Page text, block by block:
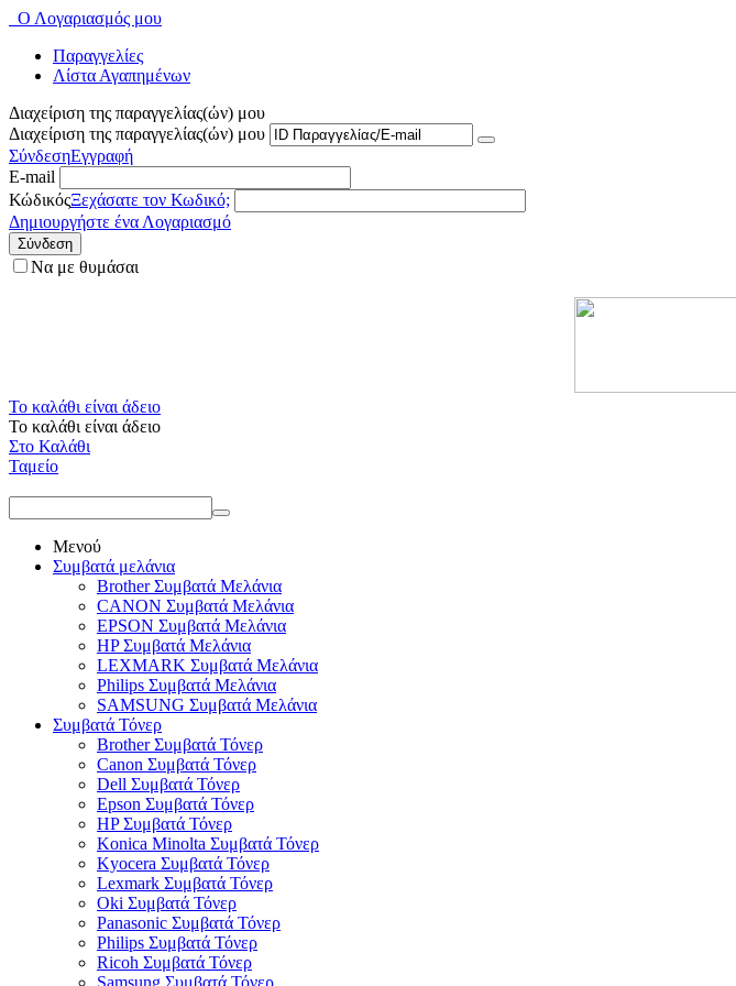
Ο Λογαριασμός μου
Παραγγελίες
Λίστα Αγαπημένων
Διαχείριση της παραγγελίας(ών) μου
Διαχείριση της παραγγελίας(ών) μου
ΣύνδεσηΕγγραφή
E-mail
ΚώδικόςΞεχάσατε τον Κωδικό;
Δημιουργήστε ένα Λογαριασμό
Σύνδεση
Να με θυμάσαι
Το καλάθι είναι άδειο
Το καλάθι είναι άδειο
Στο Καλάθι
Ταμείο
Μενού
Συμβατά μελάνια
Brother Συμβατά Μελάνια
CANON Συμβατά Μελάνια
EPSON Συμβατά Μελάνια
HP Συμβατά Μελάνια
LEXMARK Συμβατά Μελάνια
Philips Συμβατά Μελάνια
SAMSUNG Συμβατά Μελάνια
Συμβατά Τόνερ
Brother Συμβατά Τόνερ
Canon Συμβατά Τόνερ
Dell Συμβατά Τόνερ
Epson Συμβατά Τόνερ
HP Συμβατά Τόνερ
Konica Minolta Συμβατά Τόνερ
Kyocera Συμβατά Τόνερ
Lexmark Συμβατά Τόνερ
Oki Συμβατά Τόνερ
Panasonic Συμβατά Τόνερ
Philips Συμβατά Τόνερ
Ricoh Συμβατά Τόνερ
Samsung Συμβατά Τόνερ